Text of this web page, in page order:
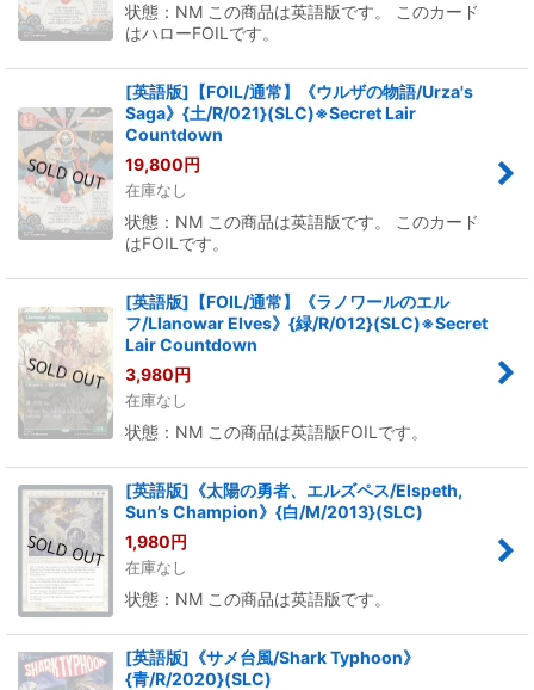
状態：NM この商品は英語版です。 このカード
はハローFOILです。
[英語版]【FOIL/通常】《ウルザの物語/Urza's
Saga》{土/R/021}(SLC)※Secret Lair
Countdown
19,800円
在庫なし
状態：NM この商品は英語版です。 このカード
はFOILです。
[英語版]【FOIL/通常】《ラノワールのエル
フ/Llanowar Elves》{緑/R/012}(SLC)※Secret
Lair Countdown
3,980円
在庫なし
状態：NM この商品は英語版FOILです。
[英語版]《太陽の勇者、エルズペス/Elspeth,
Sun’s Champion》{白/M/2013}(SLC)
1,980円
在庫なし
状態：NM この商品は英語版です。
[英語版]《サメ台風/Shark Typhoon》
{青/R/2020}(SLC)